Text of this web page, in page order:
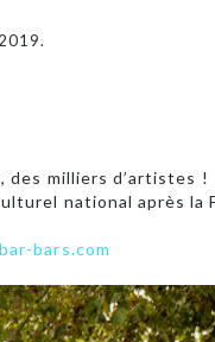
des milliers d’artistes !
national après la
bars.com